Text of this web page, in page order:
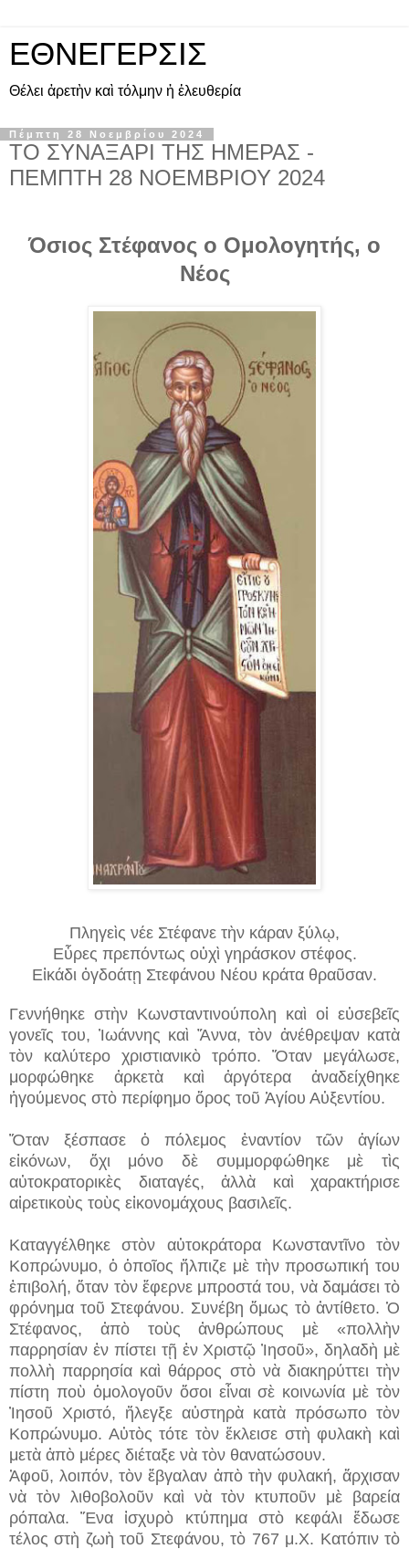
ΕΘΝΕΓΕΡΣΙΣ
Θέλει ἀρετὴν καὶ τόλμην ἡ ἐλευθερία
Πέμπτη 28 Νοεμβρίου 2024
ΤΟ ΣΥΝΑΞΑΡΙ ΤΗΣ ΗΜΕΡΑΣ -
ΠΕΜΠΤΗ 28 ΝΟΕΜΒΡΙΟΥ 2024
Όσιος Στέφανος ο Ομολογητής, ο
Νέος
Πληγεὶς νέε Στέφανε τὴν κάραν ξύλῳ,
Εὗρες πρεπόντως οὐχὶ γηράσκον στέφος.
Εἰκάδι ὀγδοάτῃ Στεφάνου Νέου κράτα θραῦσαν.
Γεννήθηκε στὴν Κωνσταντινούπολη καὶ οἱ εὐσεβεῖς
γονεῖς του, Ἰωάννης καὶ Ἄννα, τὸν ἀνέθρεψαν κατὰ
τὸν καλύτερο χριστιανικὸ τρόπο. Ὅταν μεγάλωσε,
μορφώθηκε ἀρκετὰ καὶ ἀργότερα ἀναδείχθηκε
ἡγούμενος στὸ περίφημο ὄρος τοῦ Ἁγίου Αὐξεντίου.
Ὅταν ξέσπασε ὁ πόλεμος ἐναντίον τῶν ἁγίων
εἰκόνων, ὄχι μόνο δὲ συμμορφώθηκε μὲ τὶς
αὐτοκρατορικὲς διαταγές, ἀλλὰ καὶ χαρακτήρισε
αἱρετικοὺς τοὺς εἰκονομάχους βασιλεῖς.
Καταγγέλθηκε στὸν αὐτοκράτορα Κωνσταντῖνο τὸν
Κοπρώνυμο, ὁ ὁποῖος ἤλπιζε μὲ τὴν προσωπική του
ἐπιβολή, ὅταν τὸν ἔφερνε μπροστά του, νὰ δαμάσει τὸ
φρόνημα τοῦ Στεφάνου. Συνέβη ὅμως τὸ ἀντίθετο. Ὁ
Στέφανος, ἀπὸ τοὺς ἀνθρώπους μὲ «πολλὴν
παρρησίαν ἐν πίστει τῇ ἐν Χριστῷ Ἰησοῦ», δηλαδὴ μὲ
πολλὴ παρρησία καὶ θάρρος στὸ νὰ διακηρύττει τὴν
πίστη ποὺ ὁμολογοῦν ὅσοι εἶναι σὲ κοινωνία μὲ τὸν
Ἰησοῦ Χριστό, ἤλεγξε αὐστηρὰ κατὰ πρόσωπο τὸν
Κοπρώνυμο. Αὐτὸς τότε τὸν ἔκλεισε στὴ φυλακὴ καὶ
μετὰ ἀπὸ μέρες διέταξε νὰ τὸν θανατώσουν.
Ἀφοῦ, λοιπόν, τὸν ἔβγαλαν ἀπὸ τὴν φυλακή, ἄρχισαν
νὰ τὸν λιθοβολοῦν καὶ νὰ τὸν κτυποῦν μὲ βαρεία
ρόπαλα. Ἕνα ἰσχυρὸ κτύπημα στὸ κεφάλι ἔδωσε
τέλος στὴ ζωὴ τοῦ Στεφάνου, τὸ 767 μ.Χ. Κατόπιν τὸ